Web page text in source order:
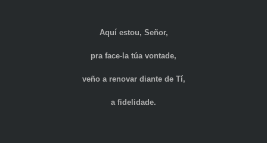
Aquí estou, Señor,
pra face-la túa vontade,
veño a renovar diante de Tí,
a fidelidade.